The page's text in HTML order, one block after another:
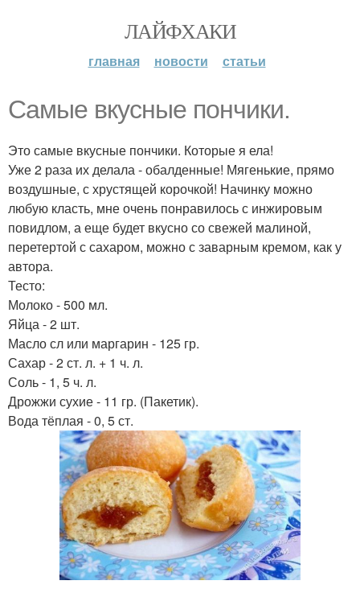
ЛАЙФХАКИ
главная новости статьи
Самые вкусные пончики.
Это самые вкусные пончики. Которые я ела!
Уже 2 раза их делала - обалденные! Мягенькие, прямо
воздушные, с хрустящей корочкой! Начинку можно
любую класть, мне очень понравилось с инжировым
повидлом, а еще будет вкусно со свежей малиной,
перетертой с сахаром, можно с заварным кремом, как у
автора.
Тесто:
Молоко - 500 мл.
Яйца - 2 шт.
Масло сл или маргарин - 125 гр.
Сахар - 2 ст. л. + 1 ч. л.
Соль - 1, 5 ч. л.
Дрожжи сухие - 11 гр. (Пакетик).
Вода тёплая - 0, 5 ст.